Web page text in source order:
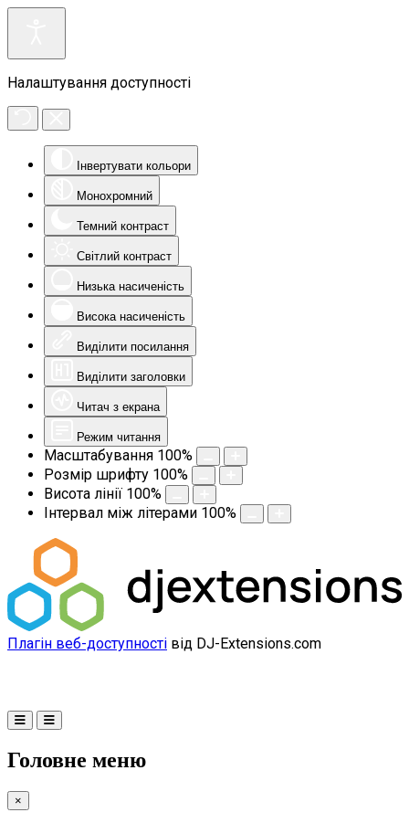
Налаштування доступності
Інвертувати кольори
Монохромний
Темний контраст
Світлий контраст
Низька насиченість
Висока насиченість
Виділити посилання
Виділити заголовки
Читач з екрана
Режим читання
Масштабування 100%
Розмір шрифту 100%
Висота лінії 100%
Інтервал між літерами 100%
Плагін веб-доступності від DJ-Extensions.com
Головне меню
×